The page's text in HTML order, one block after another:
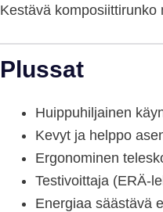
Kestävä
Plussat
Huippuhiljainen
Kevyt ja helppo
Ergonominen
Testivoittaja (ERÄ-
Energiaa säästävä